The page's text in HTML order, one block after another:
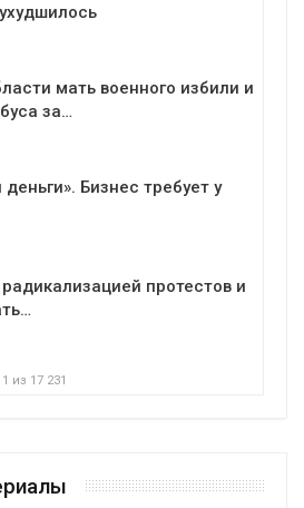
мать военного избили и
за…
Бизнес требует у
протестов и
1 из 17 231